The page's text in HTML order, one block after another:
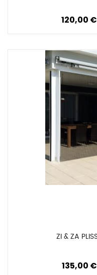
120,00 €
ZI & ZA
135,00 €